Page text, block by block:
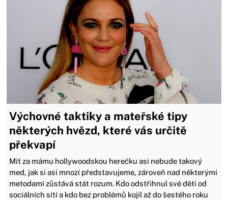
Výchovné taktiky a mateřské tipy
některých hvězd, které vás určitě
překvapí
Mít za mámu hollywoodskou herečku asi nebude takový
med, jak si asi mnozí představujeme, zároveň nad některými
metodami zůstává stát rozum. Kdo odstřihnul své děti od
sociálních sítí a kdo bez problémů kojil až do šestého roku